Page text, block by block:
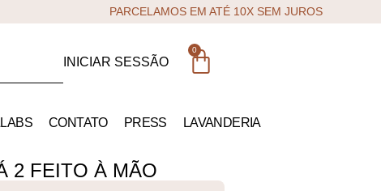
PARCELAMOS EM ATÉ 10X SEM JUROS
INICIAR SESSÃO
0
CONTATO PRESS LAVANDERIA
2 FEITO À MÃO